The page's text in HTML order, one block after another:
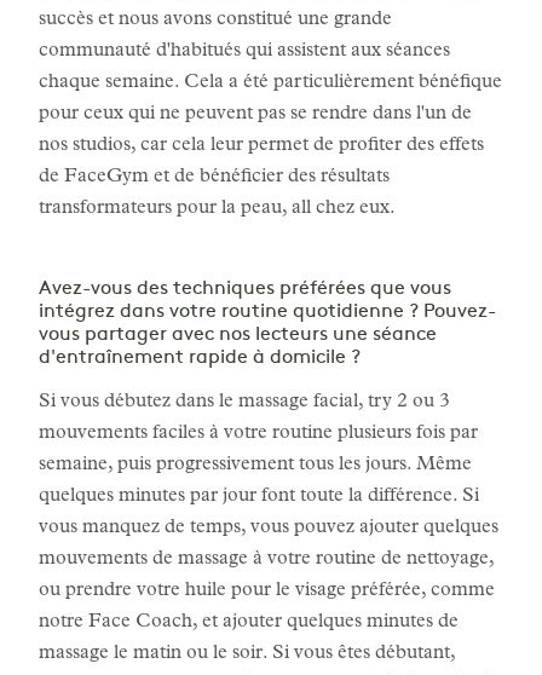
succès et nous avons constitué une grande
communauté d'habitués qui assistent aux séances
chaque semaine. Cela a été particulièrement bénéfique
pour ceux qui ne peuvent pas se rendre dans l'un de
nos studios, car cela leur permet de profiter des effets
de FaceGym et de bénéficier des résultats
transformateurs pour la peau, all chez eux.
Avez-vous des techniques préférées que vous
intégrez dans votre routine quotidienne ? Pouvez-
vous partager avec nos lecteurs une séance
d'entraînement rapide à domicile ?
Si vous débutez dans le massage facial, try 2 ou 3
mouvements faciles à votre routine plusieurs fois par
semaine, puis progressivement tous les jours. Même
quelques minutes par jour font toute la différence. Si
vous manquez de temps, vous pouvez ajouter quelques
mouvements de massage à votre routine de nettoyage,
ou prendre votre huile pour le visage préférée, comme
notre Face Coach, et ajouter quelques minutes de
massage le matin ou le soir. Si vous êtes débutant,